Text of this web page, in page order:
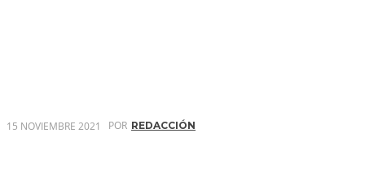
15 NOVIEMBRE 2021 POR REDACCIÓN